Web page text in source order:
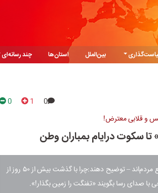
بین‌الملل استان‌ها
چند رسانه‌ای
0
1
0
و قلابی معترض!
تا سکوت درایام بمباران وطن
شاید وقت آن رسیده که این سینماگران – اگر واقعاً مدافع مردم‌اند – توضیح دهند:چرا با گذشت بیش از ۵۰ روز از
صدای رسا بگویند «تفنگت را زمین بگذار!».